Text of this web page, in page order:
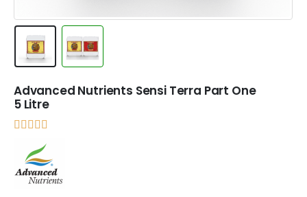
Advanced Nutrients Sensi Terra Part One
5 Litre